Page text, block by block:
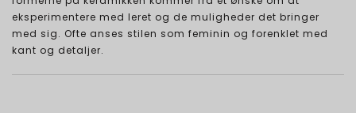
eksperimentere med leret og de muligheder det bringer
med sig. Ofte anses stilen som feminin og forenklet med
kant og detaljer.